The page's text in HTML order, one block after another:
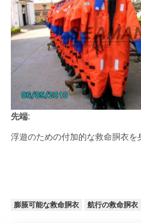
先端:
浮遊のための付加的な救命胴衣を
膨脹可能な救命胴衣 航行の救命胴衣